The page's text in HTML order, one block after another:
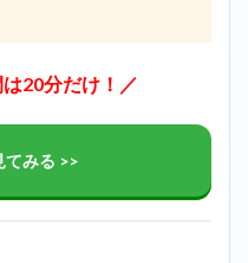
20分だけ！／
みる >>